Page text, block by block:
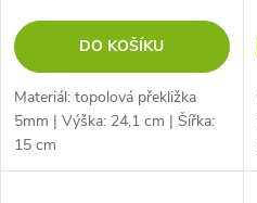
DO KOŠÍKU
Materiál: topolová překližka
5mm | Výška: 24,1 cm | Šířka:
15 cm